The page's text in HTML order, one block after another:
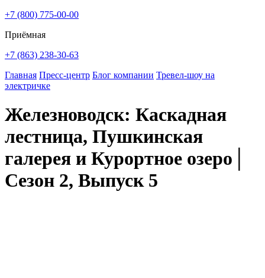
+7 (800) 775-00-00
Приёмная
+7 (863) 238-30-63
Главная Пресс-центр Блог компании Тревел-шоу на
электричке
Железноводск: Каскадная
лестница, Пушкинская
галерея и Курортное озеро│
Сезон 2, Выпуск 5